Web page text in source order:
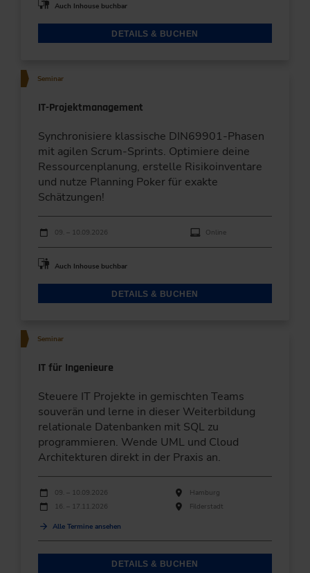
Auch Inhouse buchbar
DETAILS & BUCHEN
Seminar
IT-Projektmanagement
Synchronisiere klassische DIN69901-Phasen
mit agilen Scrum-Sprints. Optimiere deine
Ressourcenplanung, erstelle Risikoinventare
und nutze Planning Poker für exakte
Schätzungen!
Durchführungen
Veranstaltungsdatum
09. – 10.09.2026 Online
Auch Inhouse buchbar
DETAILS & BUCHEN
Seminar
IT für Ingenieure
Steuere IT Projekte in gemischten Teams
souverän und lerne in dieser Weiterbildung
relationale Datenbanken mit SQL zu
programmieren. Wende UML und Cloud
Architekturen direkt in der Praxis an.
Durchführungen
Veranstaltungsdatum
09. – 10.09.2026
Hamburg
16. – 17.11.2026
Filderstadt
Alle Termine ansehen
DETAILS & BUCHEN